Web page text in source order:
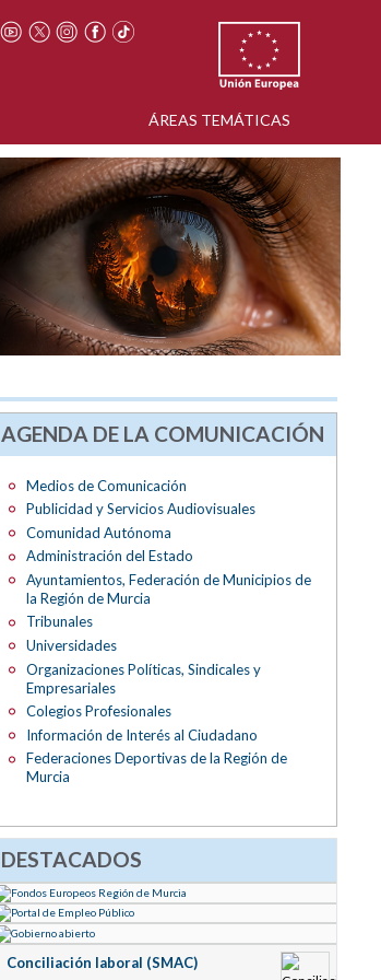
ÁREAS TEMÁTICAS
AGENDA DE LA COMUNICACIÓN
Medios de Comunicación
Publicidad y Servicios Audiovisuales
Comunidad Autónoma
Administración del Estado
Ayuntamientos, Federación de Municipios de
la Región de Murcia
Tribunales
Universidades
Organizaciones Políticas, Sindicales y
Empresariales
Colegios Profesionales
Información de Interés al Ciudadano
Federaciones Deportivas de la Región de
Murcia
DESTACADOS
Conciliación laboral (SMAC)